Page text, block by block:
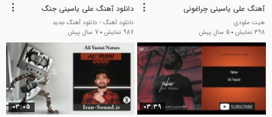
آهنگ علی یاسینی چراغونی
هیت ملودی
398 نمایش
5 سال پیش
دانلود آهنگ علی یاسینی جنگ
دانلود آهنگ - دانلود آهنگ جدید
987 نمایش
7 سال پیش
03:39
03:05